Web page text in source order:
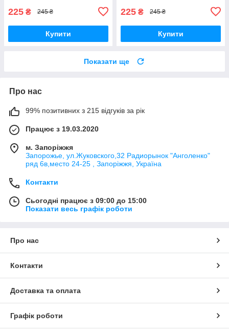
225 ₴ 245 ₴
Купити
225 ₴ 245 ₴
Купити
Показати ще
Про нас
99% позитивних з 215 відгуків за рік
Працює з 19.03.2020
м. Запоріжжя
Запорожье, ул.Жуковского,32 Радиорынок "Анголенко"
ряд 6в,место 24-25 , Запоріжжя, Україна
Контакти
Сьогодні працює з 09:00 до 15:00
Показати весь графік роботи
Про нас
Контакти
Доставка та оплата
Графік роботи